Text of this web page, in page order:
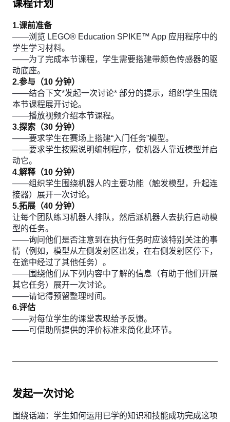
课程计划
1.课前准备
——浏览 LEGO® Education SPIKE™ App 应用程序中的
学生学习材料。
——为了完成本节课程，学生需要搭建带颜色传感器的驱
动底座。
2.参与（10 分钟）
——结合下文*发起一次讨论* 部分的提示，组织学生围绕
本节课程展开讨论。
——播放视频介绍本节课程。
3.探索（30 分钟）
——要求学生在赛场上搭建“入门任务”模型。
——要求学生按照说明编制程序，使机器人靠近模型并启
动它。
4.解释（10 分钟）
——组织学生围绕机器人的主要功能（触发模型，升起连
接器）展开一次讨论。
5.拓展（40 分钟）
让每个团队练习机器人排队，然后派机器人去执行启动模
型的任务。
——询问他们是否注意到在执行任务时应该特别关注的事
情（例如，模型从左侧发射区出发，在右侧发射区停下，
在途中经过了其他任务）。
——围绕他们从下列内容中了解的信息（有助于他们开展
其它任务）展开一次讨论。
——请记得预留整理时间。
6.评估
——对每位学生的课堂表现给予反馈。
——可借助所提供的评价标准来简化此环节。
发起一次讨论
围绕话题：学生如何运用已学的知识和技能成功完成这项